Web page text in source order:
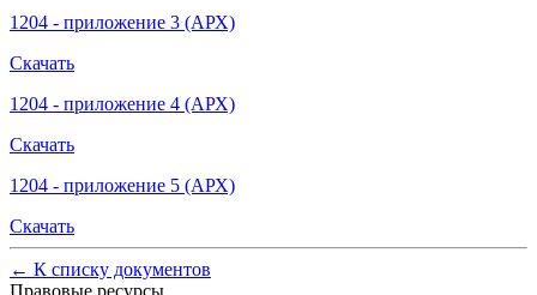
1204 - приложение 3 (АРХ)
Скачать
1204 - приложение 4 (АРХ)
Скачать
1204 - приложение 5 (АРХ)
Скачать
← К списку документов
Правовые ресурсы